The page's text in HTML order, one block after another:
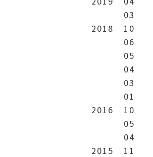
03
2018
10
06
05
04
03
01
2016
10
05
04
2015
11